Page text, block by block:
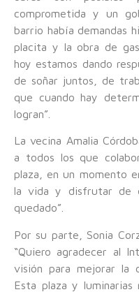
comprometida y un
barrio había demandas
placita y la obra de
hoy estamos dando
de soñar juntos, de
que cuando hay
logran”.
La vecina Amalia
a todos los que
plaza, en un momento
la vida y disfrutar de
quedado”.
Por su parte, Sonia
“Quiero agradecer al
visión para mejorar la
Esta plaza y